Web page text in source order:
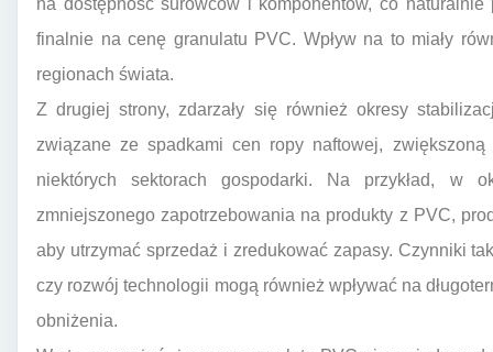
na dostępność surowców i komponentów, co
finalnie na cenę granulatu PVC. Wpływ na to miały
regionach świata.
Z drugiej strony, zdarzały się również okresy
związane ze spadkami cen ropy naftowej,
niektórych sektorach gospodarki. Na przykład, w
zmniejszonego zapotrzebowania na produkty z PVC,
aby utrzymać sprzedaż i zredukować zapasy. Czynniki
czy rozwój technologii mogą również wpływać na
obniżenia.